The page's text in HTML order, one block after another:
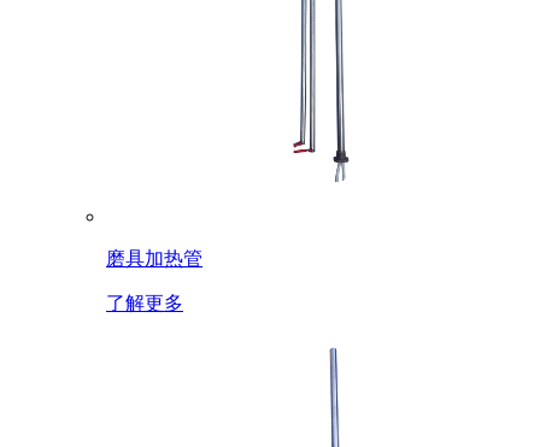
磨具加热管
了解更多